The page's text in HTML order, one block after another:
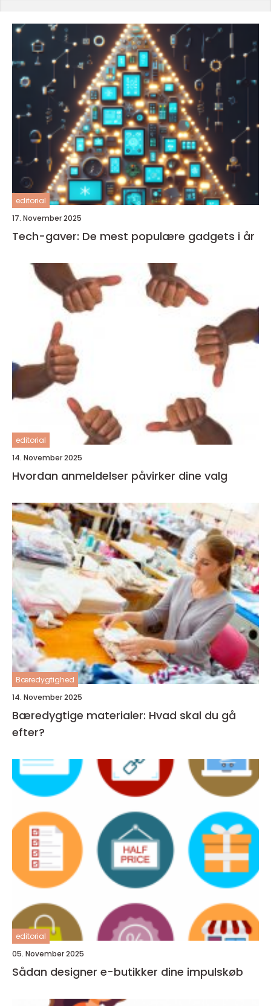
editorial
17. November 2025
Tech-gaver: De mest populære gadgets i år
editorial
14. November 2025
Hvordan anmeldelser påvirker dine valg
Bæredygtighed
14. November 2025
Bæredygtige materialer: Hvad skal du gå
efter?
editorial
05. November 2025
Sådan designer e-butikker dine impulskøb